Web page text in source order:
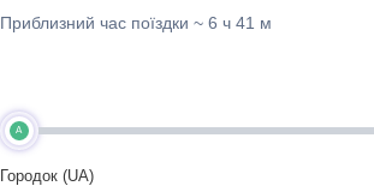
Приблизний час поїздки ~ 6 ч 41 м
A
Городок (UA)